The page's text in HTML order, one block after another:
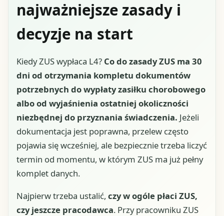
najważniejsze zasady i
decyzje na start
Kiedy ZUS wypłaca L4? Co do zasady ZUS ma 30
dni od otrzymania kompletu dokumentów
potrzebnych do wypłaty zasiłku chorobowego
albo od wyjaśnienia ostatniej okoliczności
niezbędnej do przyznania świadczenia. Jeżeli
dokumentacja jest poprawna, przelew często
pojawia się wcześniej, ale bezpiecznie trzeba liczyć
termin od momentu, w którym ZUS ma już pełny
komplet danych.
Najpierw trzeba ustalić, czy w ogóle płaci ZUS,
czy jeszcze pracodawca. Przy pracowniku ZUS